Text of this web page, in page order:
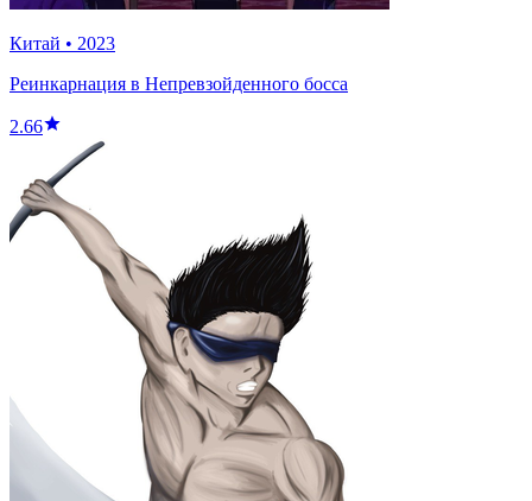
Китай • 2023
Реинкарнация в Непревзойденного босса
2.66